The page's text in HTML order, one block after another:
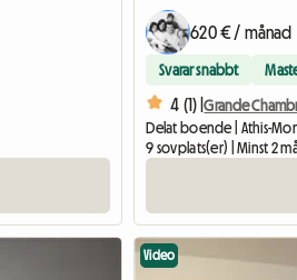
620 € / månad
Svarar snabbt
4 (1) |
Delat boende | Athis-
9 sovplats(er) | Minst 2
Video